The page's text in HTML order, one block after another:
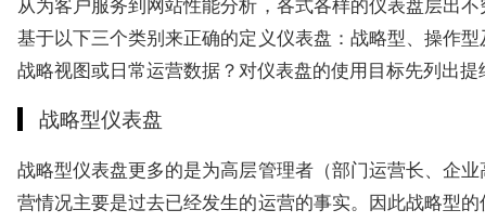
基于以下三个类别来正确的定义仪表盘：战略型、操作
战略视图或日常运营数据？对仪表盘的使用目标先列出
战略型仪表盘
战略型仪表盘更多的是为高层管理者（部门运营长、企
营情况主要是过去已经发生的运营的事实。因此战略型